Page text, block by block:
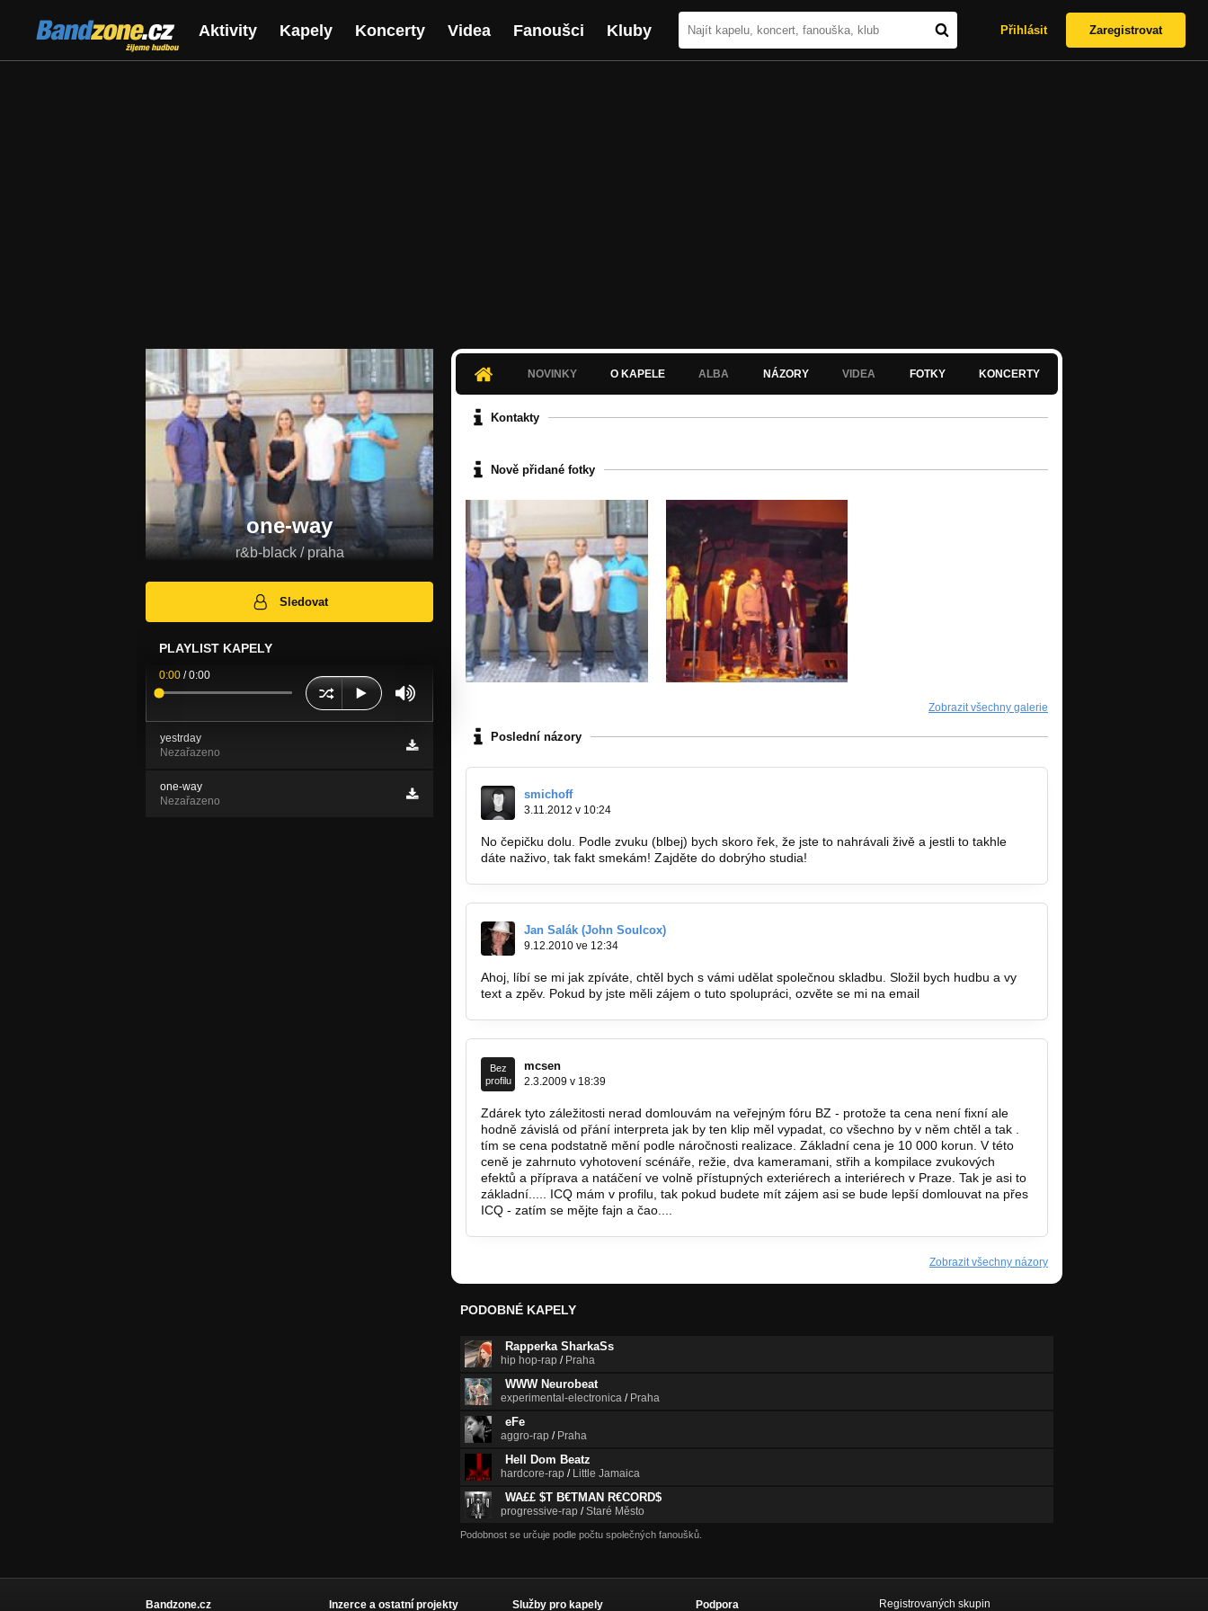
Bandzone.cz
žijeme hudbou
Aktivity Kapely Koncerty Videa Fanoušci Kluby Přihlásit Zaregistrovat
one-way
r&b-black / praha
Sledovat
PLAYLIST KAPELY
0:00 /0:00
yestrday
Nezařazeno
one-way
Nezařazeno
NOVINKY O KAPELE ALBA NÁZORY VIDEA FOTKY KONCERTY
Kontakty
Nově přidané fotky
Zobrazit všechny galerie
Poslední názory
smichoff
3.11.2012 v 10:24
No čepičku dolu. Podle zvuku (blbej) bych skoro řek, že jste to nahrávali živě a jestli to takhle
dáte naživo, tak fakt smekám! Zajděte do dobrýho studia!
Jan Salák (John Soulcox)
9.12.2010 ve 12:34
Ahoj, líbí se mi jak zpíváte, chtěl bych s vámi udělat společnou skladbu. Složil bych hudbu a vy
text a zpěv. Pokud by jste měli zájem o tuto spolupráci, ozvěte se mi na email
Bez
profilu
mcsen
2.3.2009 v 18:39
Zdárek tyto záležitosti nerad domlouvám na veřejným fóru BZ - protože ta cena není fixní ale
hodně závislá od přání interpreta jak by ten klip měl vypadat, co všechno by v něm chtěl a tak .
tím se cena podstatně mění podle náročnosti realizace. Základní cena je 10 000 korun. V této
ceně je zahrnuto vyhotovení scénáře, režie, dva kameramani, střih a kompilace zvukových
efektů a příprava a natáčení ve volně přístupných exteriérech a interiérech v Praze. Tak je asi to
základní..... ICQ mám v profilu, tak pokud budete mít zájem asi se bude lepší domlouvat na přes
ICQ - zatím se mějte fajn a čao....
Zobrazit všechny názory
PODOBNÉ KAPELY
Rapperka SharkaSs
hip hop-rap / Praha
WWW Neurobeat
experimental-electronica / Praha
eFe
aggro-rap / Praha
Hell Dom Beatz
hardcore-rap / Little Jamaica
WA££ $T B€TMAN R€CORD$
progressive-rap /Staré Město
Podobnost se určuje podle počtu společných fanoušků.
Bandzone.cz Inzerce a ostatní projekty Služby pro kapely Podpora Registrovaných skupin